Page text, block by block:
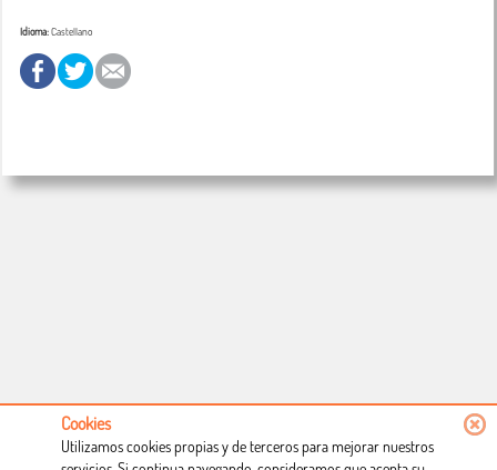
Idioma:Castellano
Cookies
Utilizamos cookies propias y de terceros para mejorar nuestros